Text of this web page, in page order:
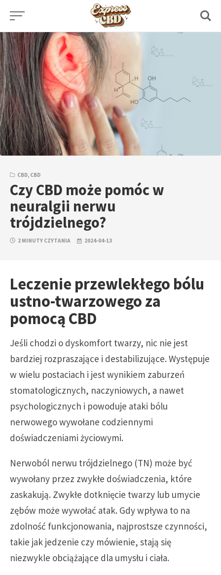
Skip
content
CBD, CBD
Czy CBD może pomóc w
neuralgii nerwu
trójdzielnego?
2 MINUTY CZYTANIA 2024-04-13
Leczenie przewlekłego bólu
ustno-twarzowego za
pomocą CBD
Jeśli chodzi o dyskomfort twarzy, nic nie jest
bardziej rozpraszające i destabilizujące. Występuje
w wielu postaciach i jest wynikiem zaburzeń
stomatologicznych, naczyniowych, a nawet
psychologicznych i powoduje ataki bólu
nerwowego wywołane codziennymi
doświadczeniami życiowymi.
Nerwoból nerwu trójdzielnego (TN) może być
wywołany przez zwykłe doświadczenia, które
zaskakują. Zwykłe dotknięcie twarzy lub umycie
zębów może wywołać atak. Gdy wpływa to na
zdolność funkcjonowania, najprostsze czynności,
takie jak jedzenie czy mówienie, stają się
niezwykle obciążające dla umysłu i ciała.